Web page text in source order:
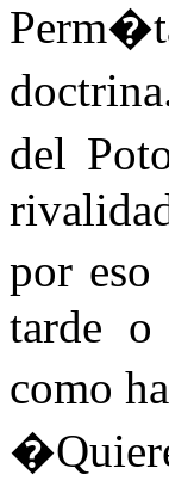
del
por
tarde o
como